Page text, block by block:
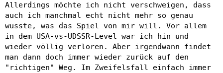
Allerdings möchte ich nicht verschweigen, dass
auch ich manchmal echt nicht mehr so genau
wusste, was das Spiel von mir will. Vor allem
in dem USA-vs-UDSSR-Level war ich hin und
wieder völlig verloren. Aber irgendwann findet
man dann doch immer wieder zurück auf den
"richtigen" Weg. Im Zweifelsfall einfach immer